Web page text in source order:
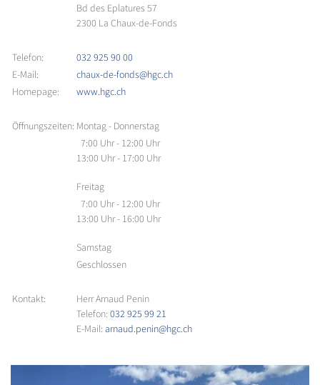
Bd des Eplatures 57
2300 La Chaux-de-Fonds
Telefon:
032 925 90 00
E-Mail:
chaux-de-fonds@hgc.ch
Homepage:
www.hgc.ch
Öffnungszeiten: Montag - Donnerstag
7:00 Uhr - 12:00 Uhr
13:00 Uhr - 17:00 Uhr
Freitag
7:00 Uhr - 12:00 Uhr
13:00 Uhr - 16:00 Uhr
Samstag
Geschlossen
Kontakt:
Herr Arnaud Penin
Telefon: 032 925 99 21
E-Mail: arnaud.penin@hgc.ch